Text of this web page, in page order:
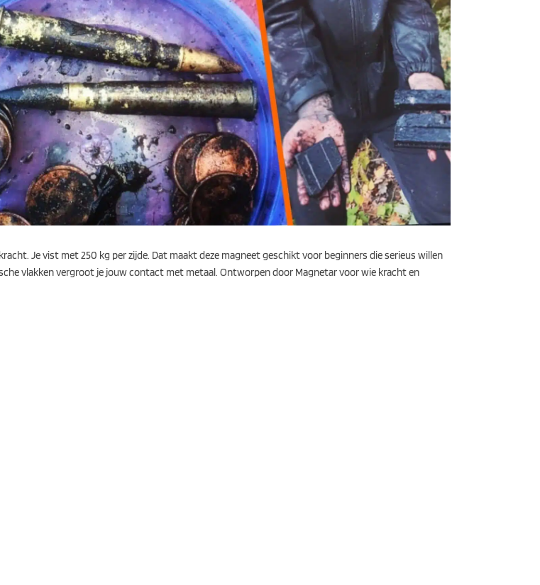
Je vist met 250 kg per zijde. Dat maakt deze magneet geschikt voor beginners die serieus willen
vlakken vergroot je jouw contact met metaal. Ontworpen door Magnetar voor wie kracht en